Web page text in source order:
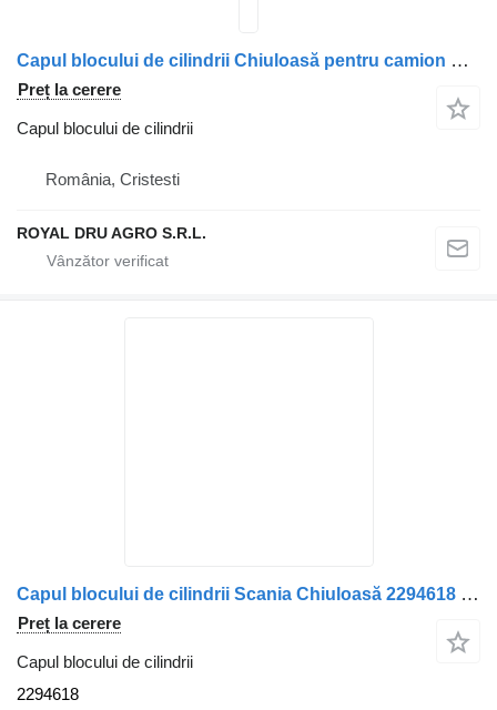
Capul blocului de cilindrii Chiuloasă pentru camion Scania pentru Motor Diesel – Coduri 2294618, 575992, 575989
Preț la cerere
Capul blocului de cilindrii
România, Cristesti
ROYAL DRU AGRO S.R.L.
Capul blocului de cilindrii Scania Chiuloasă 2294618 pentru camion Scania
Preț la cerere
Capul blocului de cilindrii
2294618